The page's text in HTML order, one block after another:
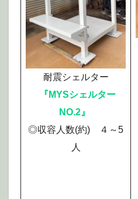
耐震シェルター
『MYSシェルター
NO.2』
◎収容人数(約) ４～5
人